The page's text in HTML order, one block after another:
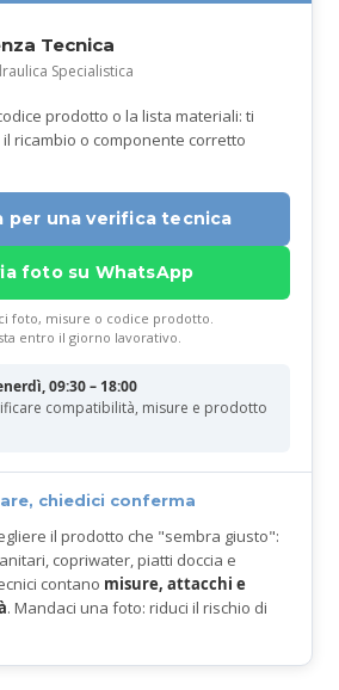
Tecnica
Specialistica
prodotto o la lista materiali: ti
ricambio o componente corretto
per una verifica tecnica
foto su WhatsApp
foto, misure o codice prodotto.
entro il giorno lavorativo.
09:30 – 18:00
compatibilità, misure e prodotto
chiedici conferma
il prodotto che "sembra giusto":
copriwater, piatti doccia e
contano misure, attacchi e
. Mandaci una foto: riduci il rischio di